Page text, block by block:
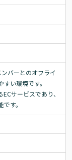
バーとのオフライ
い環境です。
サービスであり、
す。